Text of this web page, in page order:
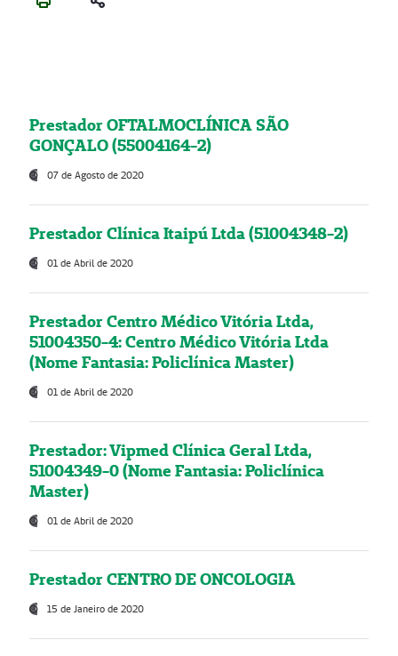
Prestador OFTALMOCLÍNICA SÃO
GONÇALO (55004164-2)
07 de Agosto de 2020
Prestador Clínica Itaipú Ltda (51004348-2)
01 de Abril de 2020
Prestador Centro Médico Vitória Ltda,
51004350-4: Centro Médico Vitória Ltda
(Nome Fantasia: Policlínica Master)
01 de Abril de 2020
Prestador: Vipmed Clínica Geral Ltda,
51004349-0 (Nome Fantasia: Policlínica
Master)
01 de Abril de 2020
Prestador CENTRO DE ONCOLOGIA
15 de Janeiro de 2020